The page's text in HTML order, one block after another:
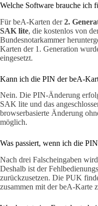
Welche Software brauche ich
Für beA-Karten der2.
SAK lite, die kostenlos von
Bundesnotarkammer
Karten der 1. Generation
eingesetzt.
Kann ich die PIN der beA-
Nein. Die PIN-Änderung
SAK lite und das
browserbasierte Änderung
möglich.
Was passiert, wenn ich die
Nach drei Falscheingaben
Deshalb ist der
zurückzusetzen. Die PUK
zusammen mit der beA-Karte